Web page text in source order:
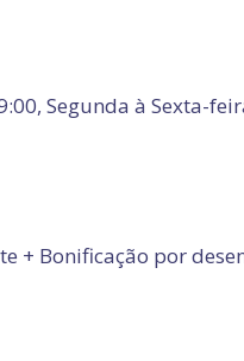
Segunda à Sexta-
+ Bonificação por